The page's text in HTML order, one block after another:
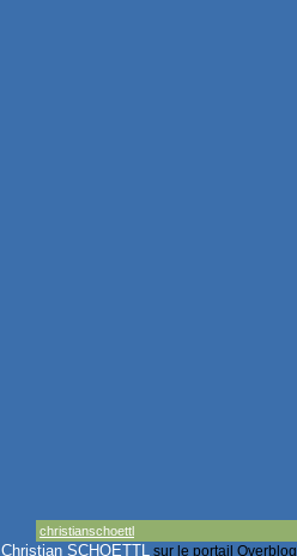
christianschoettl
Christian SCHOETTLsur le portail Overblog